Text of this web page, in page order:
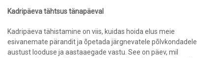
Kadripäeva tähtsus tänapäeval
Kadripäeva tähistamine on viis, kuidas hoida elus meie
esivanemate pärandit ja õpetada järgnevatele põlvkondadele
austust looduse ja aastaaegade vastu. See on päev, mil